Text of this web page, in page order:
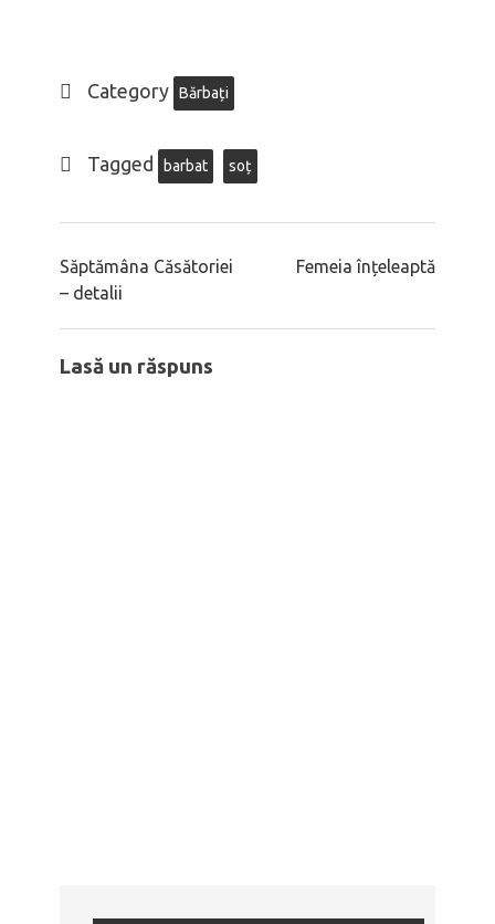
Category Bărbați
Tagged barbat soț
Săptămâna Căsătoriei
– detalii
Femeia înțeleaptă
Lasă un răspuns